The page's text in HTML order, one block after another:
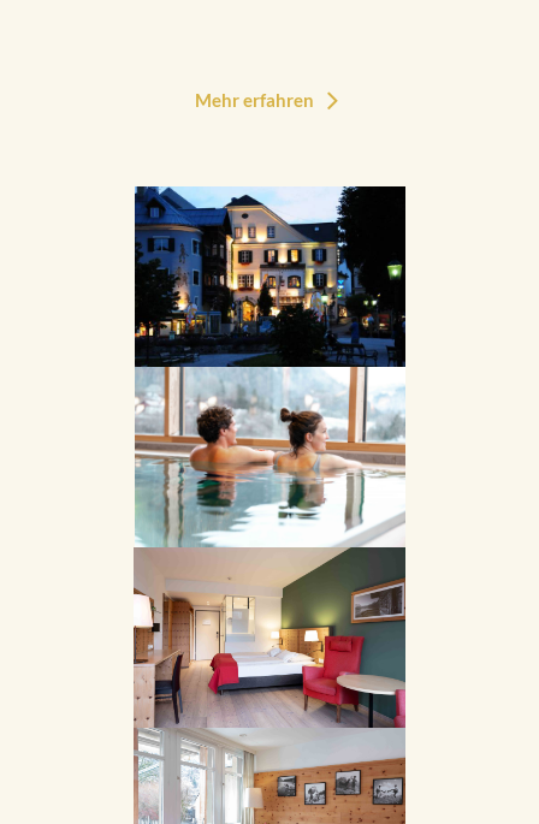
Mehr erfahren